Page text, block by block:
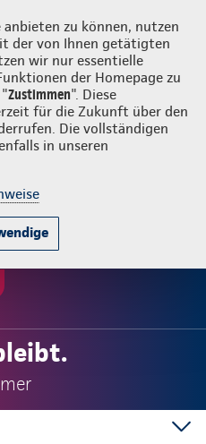
zu können, nutzen
der von Ihnen getätigten
wir nur essentielle
der Homepage zu
Zustimmen". Diese
für die Zukunft über den
Die vollständigen
in unseren
Login